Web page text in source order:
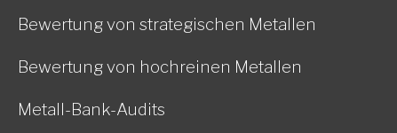
Bewertung von strategischen Metallen
Bewertung von hochreinen Metallen
Metall-Bank-Audits